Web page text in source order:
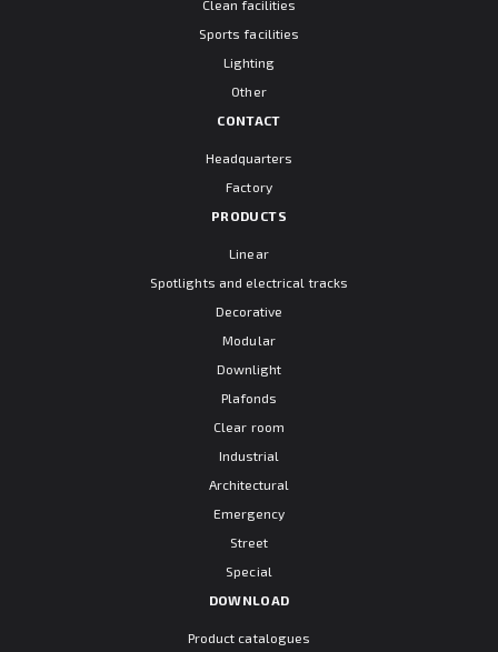
Clean facilities
Sports facilities
Lighting
Other
CONTACT
Headquarters
Factory
PRODUCTS
Linear
Spotlights and electrical tracks
Decorative
Modular
Downlight
Plafonds
Clear room
Industrial
Architectural
Emergency
Street
Special
DOWNLOAD
Product catalogues